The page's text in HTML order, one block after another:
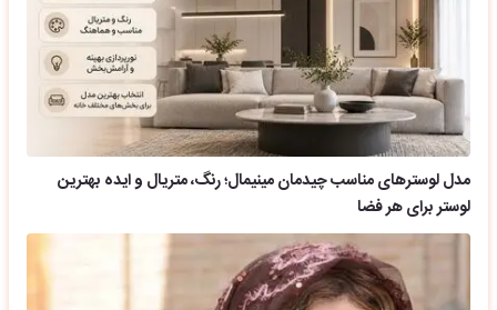
مدل لوسترهای مناسب چیدمان مینیمال؛ رنگ، متریال و ایده بهترین
لوستر برای هر فضا